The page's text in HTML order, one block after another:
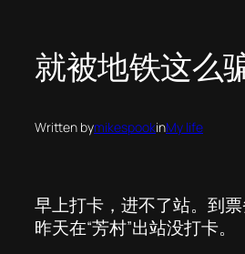
就被地铁这么
Written bymikespookinMy life
早上打卡，进不了站。到
昨天在“芳村”出站没打卡。